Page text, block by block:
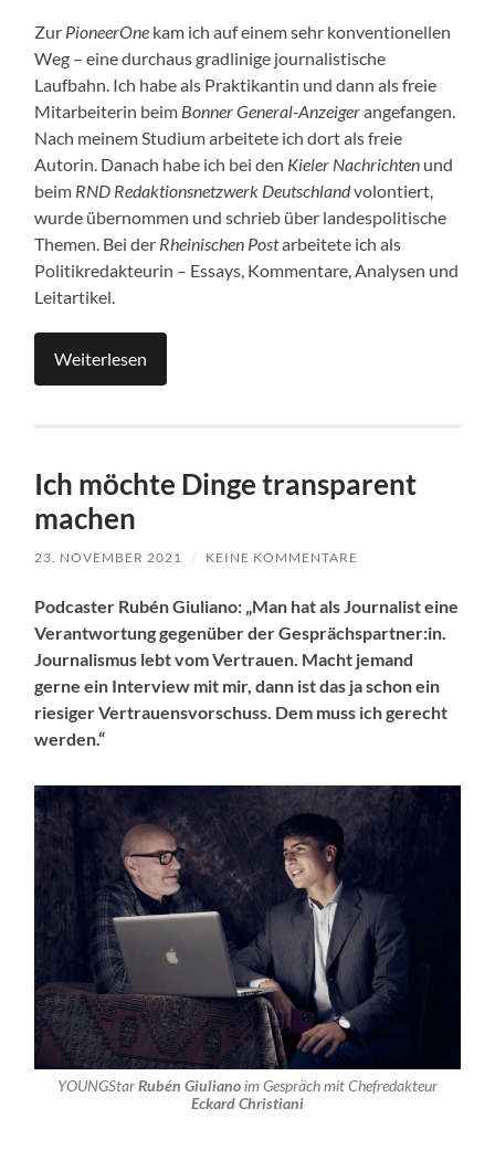
Zur PioneerOne kam ich auf einem sehr konventionellen
Weg – eine durchaus gradlinige journalistische
Laufbahn. Ich habe als Praktikantin und dann als freie
Mitarbeiterin beim Bonner General-Anzeigerangefangen.
Nach meinem Studium arbeitete ich dort als freie
Autorin. Danach habe ich bei den Kieler Nachrichten und
beim RND Redaktionsnetzwerk Deutschlandvolontiert,
wurde übernommen und schrieb über landespolitische
Themen. Bei der Rheinischen Postarbeitete ich als
Politikredakteurin – Essays, Kommentare, Analysen und
Leitartikel.
Weiterlesen
Ich möchte Dinge transparent
machen
23. NOVEMBER 2021 / KEINE KOMMENTARE
Podcaster Rubén Giuliano: „Man hat als Journalist eine
Verantwortung gegenüber der Gesprächspartner:in.
Journalismus lebt vom Vertrauen. Macht jemand
gerne ein Interview mit mir, dann ist das ja schon ein
riesiger Vertrauensvorschuss. Dem muss ich gerecht
werden.“
YOUNGStarRubén Giulianoim Gespräch mit Chefredakteur
EckardChristiani